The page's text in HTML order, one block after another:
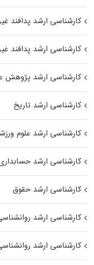
کارشناسی ارشد پدافند
کارشناسی ارشد پدافند
کارشناسی ارشد پژوهش
کارشناسی ارشد تاریخ
کارشناسی ارشد علوم
کارشناسی ارشد
کارشناسی ارشد حقوق
کارشناسی ارشد
کارشناسی ارشد